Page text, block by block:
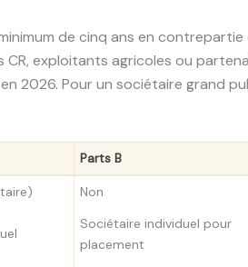
de cinq ans en contrepartie
exploitants agricoles ou
2026. Pour un sociétaire grand
Parts B
Non
Sociétaire individuel pour
placement